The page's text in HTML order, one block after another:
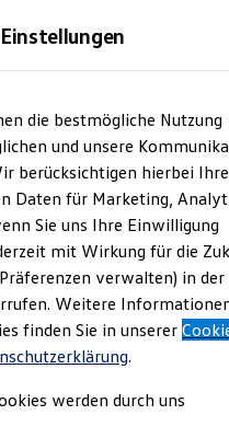
entdecken
finden
& konfigurieren
Sohn
die bestmögliche Nutzung
und unsere
berücksichtigen hierbei Ihre
Daten für Marketing,
Sie uns Ihre Einwilligung
mit Wirkung für die
verwalten) in der
Weitere
finden Sie in unserer
.
werden durch uns